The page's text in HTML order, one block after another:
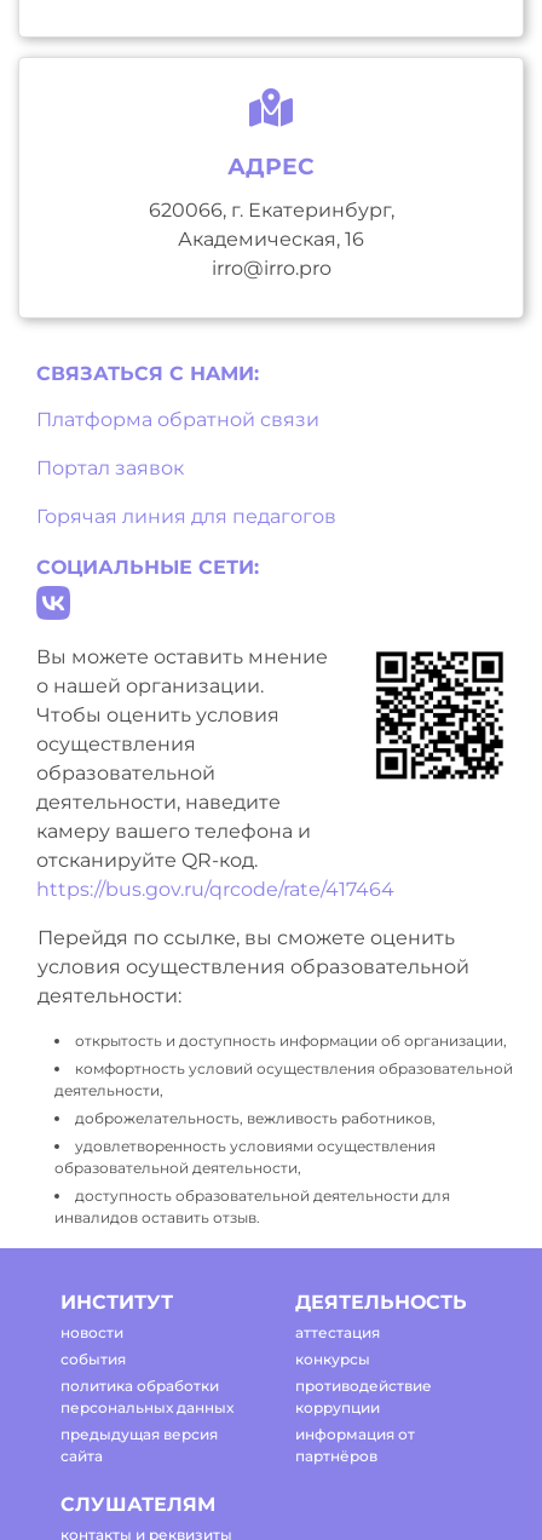
АДРЕС
620066, г. Екатеринбург,
Академическая, 16
irro@irro.pro
СВЯЗАТЬСЯ С НAМИ:
Платформа обратной связи
Портал заявок
Горячая линия для педагогов
СОЦИАЛЬНЫЕ СЕТИ:
Вы можете оставить мнение
о нашей организации.
Чтобы оценить условия
осуществления
образовательной
деятельности, наведите
камеру вашего телефона и
отсканируйте QR-код.
https://bus.gov.ru/qrcode/rate/417464
Перейдя по ссылке, вы сможете оценить
условия осуществления образовательной
деятельности:
открытость и доступность информации об организации,
комфортность условий осуществления образовательной
деятельности,
доброжелательность, вежливость работников,
удовлетворенность условиями осуществления
образовательной деятельности,
доступность образовательной деятельности для
инвалидов оставить отзыв.
ИНСТИТУТ
новости
события
политика обработки
персональных данных
предыдущая версия
сайта
ДЕЯТЕЛЬНОСТЬ
аттестация
конкурсы
противодействие
коррупции
информация от
партнёров
СЛУШАТЕЛЯМ
контакты и реквизиты